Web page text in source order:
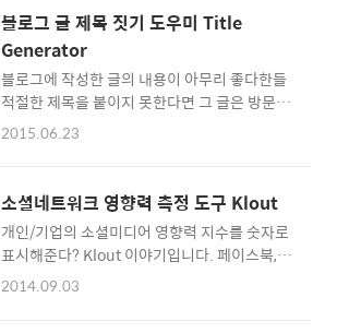
카오스토리 이용점유율을 넘어서지 않을까? 사
진 GaudiLab
글쓰기 화면에서 줄을 바꾸고 싶을 때 화면 하단
왼쪽의 '123' 버튼을 클릭하자. 그러면 아래 이
미지의 우측 하단에 보이는 것처럼 '다음문장'
버튼이 나타난다. 바로 '다음문장' 버튼이 컴퓨
터의 엔터키와 같은 역할을 하는 것이다. '다음
문장' 버튼을 한 번씩 누를 때마다 한 줄씩 내려
밑으로 줄이 바뀐 채로 태그가 2개씩 보여지고
있다. 이렇게 쉬울 줄이야! :D 사진 GongTo
블로그 글 제목 짓기 도우미 Title
Generator
블로그에 작성한 글의 내용이 아무리 좋다한들
적절한 제목을 붙이지 못한다면 그 글은 방문자
들의 관심을 얻지 못한다. 반대로 글의 내용이
목을 짓는 일이 중요하다. 제목을 짓는 일이 어
렵게 느껴질 때는 네이버 매거진 캐스트
(http://navercast.naver.com/
에 접속하자. 잡지 에디터들은 제목 짓기의 달인
들이다. 잡지 에디터가 작성한 글들의 제목을 보
2015.06.23
소셜네트워크 영향력 측정 도구 Klout
개인/기업의 소셜미디어 영향력 지수를 숫자로
표시해준다? Klout 이야기입니다. 페이스북, 트
위터, 인스타그램, 구글 플러스, 링크드인, 포스
2014.09.03